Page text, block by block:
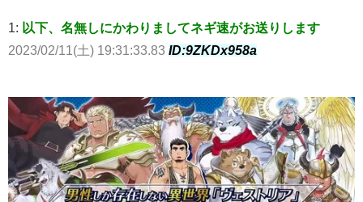
1: 以下、名無しにかわりましてネギ速がお送りします
2023/02/11(土) 19:31:33.83 ID:9ZKDx958a